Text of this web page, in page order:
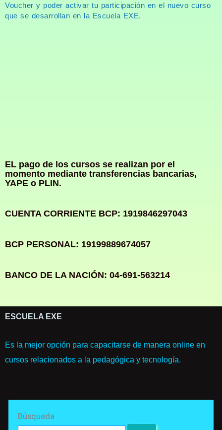
Voucher y poder activar tu participación en el nuevo curso
que se desarrollan en la Escuela EXE.
EL pago de los cursos se realizan por el
momento mediante transferencias bancarias,
YAPE o PLIN.
CUENTA CORRIENTE BCP: 1919846297043
BCP PERSONAL: 19199889674057
BANCO DE LA NACIÓN: 04-691-563214
ESCUELA EXE
Es la mejor opción para capacitarse de manera online en
cursos relacionados a la pedagógica y tecnología.
Búsqueda
for: